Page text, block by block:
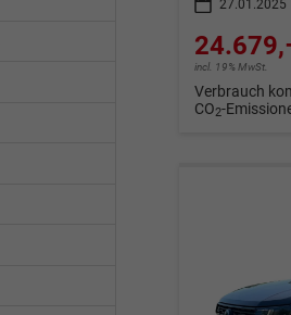
27.01.2025
incl. 19% MwSt.
Verbrauch
CO2-